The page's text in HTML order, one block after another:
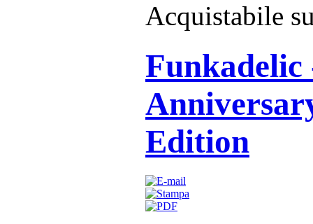
Acquistabile
Edition